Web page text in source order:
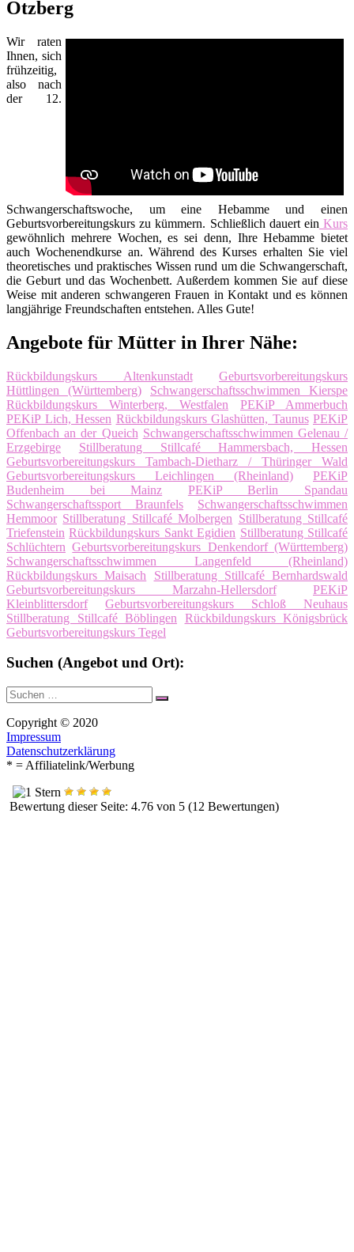
Otzberg
Wir raten
Ihnen, sich
frühzeitig,
also nach
der 12.
Schwangerschaftswoche, um eine Hebamme und einen
Geburtsvorbereitungskurs zu kümmern. Schließlich dauert ein Kurs
gewöhnlich mehrere Wochen, es sei denn, Ihre Hebamme bietet
auch Wochenendkurse an. Während des Kurses erhalten Sie viel
theoretisches und praktisches Wissen rund um die Schwangerschaft,
die Geburt und das Wochenbett. Außerdem kommen Sie auf diese
Weise mit anderen schwangeren Frauen in Kontakt und es können
langjährige Freundschaften entstehen. Alles Gute!
Angebote für Mütter in Ihrer Nähe:
Rückbildungskurs Altenkunstadt
Geburtsvorbereitungskurs
Hüttlingen (Württemberg)
Schwangerschaftsschwimmen Kierspe
Rückbildungskurs Winterberg, Westfalen
PEKiP Ammerbuch
PEKiP Lich, Hessen Rückbildungskurs Glashütten, Taunus PEKiP
Offenbach an der Queich Schwangerschaftsschwimmen Gelenau /
Erzgebirge
Stillberatung Stillcafé Hammersbach, Hessen
Geburtsvorbereitungskurs Tambach-Dietharz / Thüringer Wald
Geburtsvorbereitungskurs Leichlingen (Rheinland)
PEKiP
Budenheim bei Mainz
PEKiP Berlin Spandau
Schwangerschaftssport Braunfels
Schwangerschaftsschwimmen
Hemmoor Stillberatung Stillcafé Molbergen Stillberatung Stillcafé
Triefenstein Rückbildungskurs Sankt Egidien Stillberatung Stillcafé
Schlüchtern Geburtsvorbereitungskurs Denkendorf (Württemberg)
Schwangerschaftsschwimmen Langenfeld (Rheinland)
Rückbildungskurs Maisach
Stillberatung Stillcafé Bernhardswald
Geburtsvorbereitungskurs Marzahn-Hellersdorf
PEKiP
Kleinblittersdorf
Geburtsvorbereitungskurs Schloß Neuhaus
Stillberatung Stillcafé Böblingen
Rückbildungskurs Königsbrück
Geburtsvorbereitungskurs Tegel
Suchen (Angebot und Ort):
Suche
nach:
Suchen
Copyright © 2020
Impressum
Datenschutzerklärung
* = Affiliatelink/Werbung
Bewertung dieser Seite: 4.76 von 5 (12 Bewertungen)